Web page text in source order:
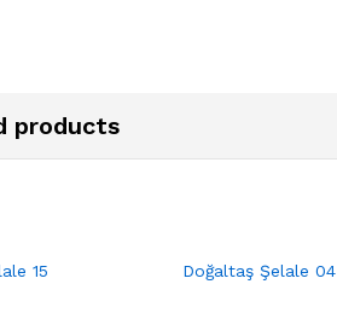
products
15 Doğaltaş Şelale 04